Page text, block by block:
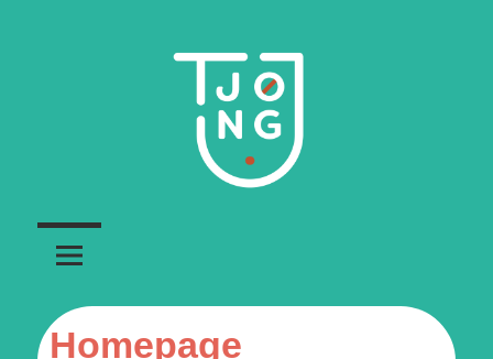
personen
Homepage